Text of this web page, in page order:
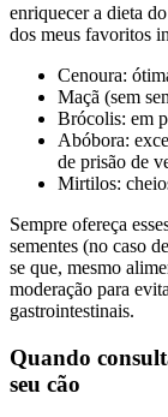
enriquecer a dieta
dos meus favoritos
Cenoura:
Maçã (sem
Brócolis: em
Abóbora:
de prisão de
Mirtilos:
Sempre ofereça
sementes (no caso
se que, mesmo
moderação para
gastrointestinais.
Quando
seu cão